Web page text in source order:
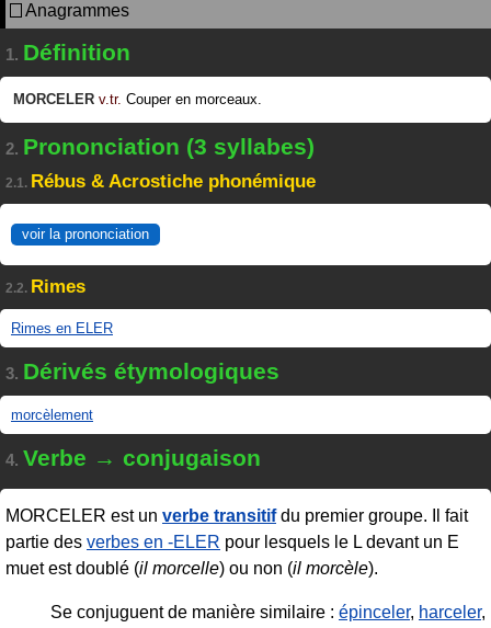
Anagrammes
1. Définition
MORCELER v.tr. Couper en morceaux.
2. Prononciation (3 syllabes)
2.1. Rébus & Acrostiche phonémique
voir la prononciation
2.2. Rimes
Rimes en ELER
3. Dérivés étymologiques
morcèlement
4. Verbe → conjugaison
MORCELER est un verbe transitifdu premier groupe. Il fait
partie des verbes en ‑ELER pour lesquels le L devant un E
muet est doublé (il morcelle) ou non (il morcèle).
Se conjuguent de manière similaire : épinceler, harceler,